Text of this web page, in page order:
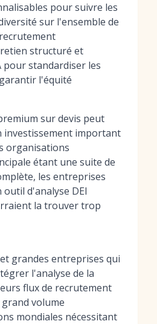
pour suivre les
sur l'ensemble de
structuré et
pour standardiser les
l'équité
sur devis peut
investissement important
organisations
étant une suite de
les entreprises
d'analyse DEI
la trouver trop
grandes entreprises qui
l'analyse de la
flux de recrutement
volume
mondiales nécessitant